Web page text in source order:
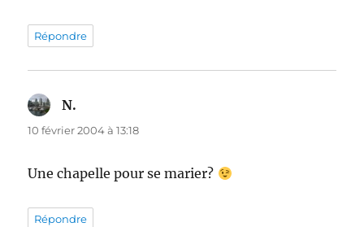
Répondre
N.
10 février 2004 à 13:18
Une chapelle pour se marier?
Répondre